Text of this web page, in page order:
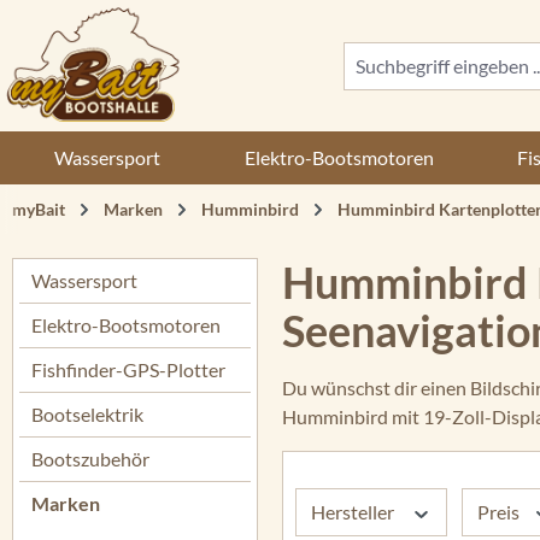
Hauptinhalt springen
Zur Suche springen
Zur Hauptnavigation springen
Wassersport Elektro-Bootsmotoren
myBait Marken Humminbird Humminbird
Wassersport
Elektro-Bootsmotoren
Fishfinder-GPS-Plotter
Bootselektrik
Bootszubehör
Marken
Du wünschst dir einen
Humminbird mit 19-Zoll-
Hersteller Preis